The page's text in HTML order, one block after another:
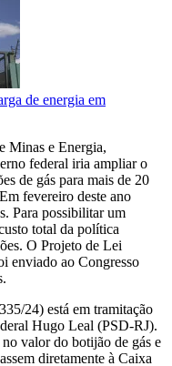
de energia em
Minas e Energia,
federal iria ampliar o
de gás para mais de 20
fevereiro deste ano
Para possibilitar um
total da política
O Projeto de Lei
enviado ao Congresso
24) está em tramitação
Hugo Leal (PSD-RJ).
valor do botijão de gás e
diretamente à Caixa